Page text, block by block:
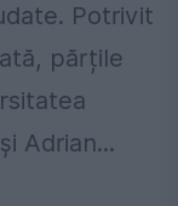
Potrivit
părțile
Adrian...